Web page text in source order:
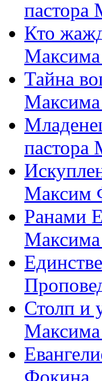
пастора
Кто
Тайна
пастора
Максим
Ранами
Столп и
Фокина